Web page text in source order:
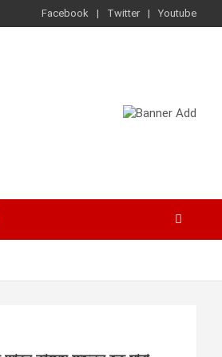
Facebook Twitter Youtube